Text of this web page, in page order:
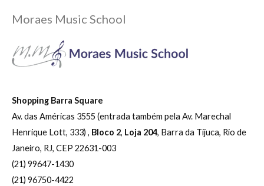
Moraes Music School
Shopping Barra Square
Av. das Américas 3555 (entrada também pela Av. Marechal
Henrique Lott, 333) , Bloco 2, Loja 204, Barra da Tijuca, Rio de
Janeiro, RJ, CEP 22631-003
(21) 99647-1430
(21) 96750-4422